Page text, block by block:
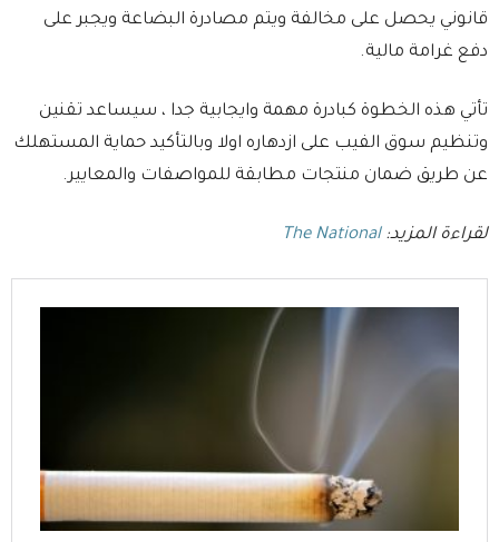
قانوني يحصل على مخالفة ويتم مصادرة البضاعة ويجبر على
دفع غرامة مالية.
تأتي هذه الخطوة كبادرة مهمة وايجابية جدا ، سيساعد تقنين
وتنظيم سوق الفيب على ازدهاره اولا وبالتأكيد حماية المستهلك
عن طريق ضمان منتجات مطابقة للمواصفات والمعايير.
لقراءة المزيد:The National